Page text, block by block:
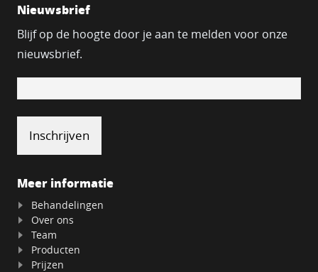
Nieuwsbrief
Blijf op de hoogte door je aan te melden voor onze
nieuwsbrief.
Meer informatie
Behandelingen
Over ons
Team
Producten
Prijzen